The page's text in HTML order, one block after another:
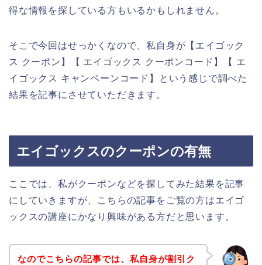
得な情報を探している方もいるかもしれません。
そこで今回はせっかくなので、私自身が【エイゴック
ス クーポン】【 エイゴックス クーポンコード】【 エ
イゴックス キャンペーンコード】という感じで調べた
結果を記事にさせていただきます。
エイゴックスのクーポンの有無
ここでは、私がクーポンなどを探してみた結果を記事
にしていきますが、こちらの記事をご覧の方はエイゴ
ックスの講座にかなり興味がある方だと思います。
なのでこちらの記事では、私自身が割引ク